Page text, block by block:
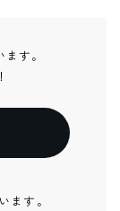
す。
ます。